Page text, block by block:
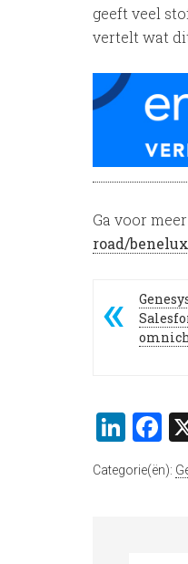
geeft veel
vertelt wat
Ga voor
road/benelux
Categorie(ën):